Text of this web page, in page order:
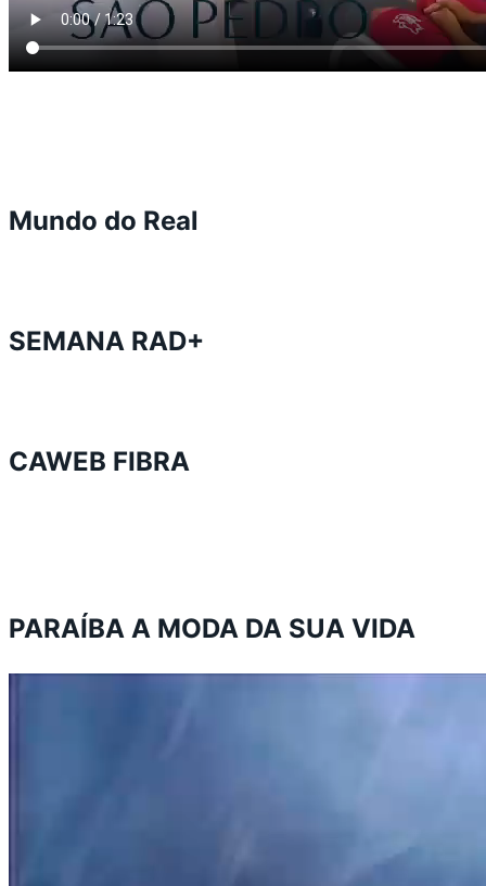
Mundo do Real
SEMANA RAD+
CAWEB FIBRA
PARAÍBA A MODA DA SUA VIDA